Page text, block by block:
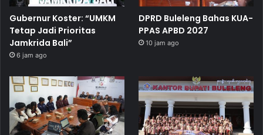
Gubernur Koster: “UMKM
Tetap Jadi Prioritas
Jamkrida Bali”
6 jam ago
DPRD Buleleng Bahas KUA-
PPAS APBD 2027
10 jam ago